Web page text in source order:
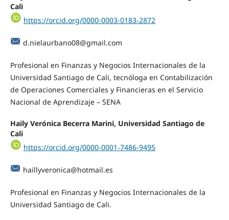
Cali
https://orcid.org/0000-0003-0183-2872
d.nielaurbano08@gmail.com
Profesional en Finanzas y Negocios Internacionales de la
Universidad Santiago de Cali, tecnóloga en Contabilización
de Operaciones Comerciales y Financieras en el Servicio
Nacional de Aprendizaje – SENA
Haily Verónica Becerra Marini, Universidad Santiago de
Cali
https://orcid.org/0000-0001-7486-9495
haillyveronica@hotmail.es
Profesional en Finanzas y Negocios Internacionales de la
Universidad Santiago de Cali.